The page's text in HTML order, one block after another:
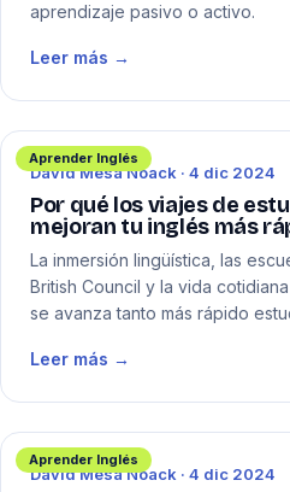
aprendizaje pasivo o activo.
Leer más →
Aprender Inglés
David Mesa Noack · 4 dic 2024
Por qué los viajes de
mejoran tu inglés más
La inmersión lingüística, las
British Council y la vida
se avanza tanto más rápido
Leer más →
Aprender Inglés
David Mesa Noack · 4 dic 2024